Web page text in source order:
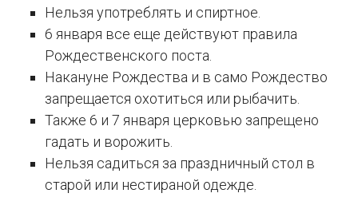
Нельзя употреблять и спиртное.
6 января все еще действуют правила
Рождественского поста.
Накануне Рождества и в само Рождество
запрещается охотиться или рыбачить.
Также 6 и 7 января церковью запрещено
гадать и ворожить.
Нельзя садиться за праздничный стол в
старой или нестираной одежде.